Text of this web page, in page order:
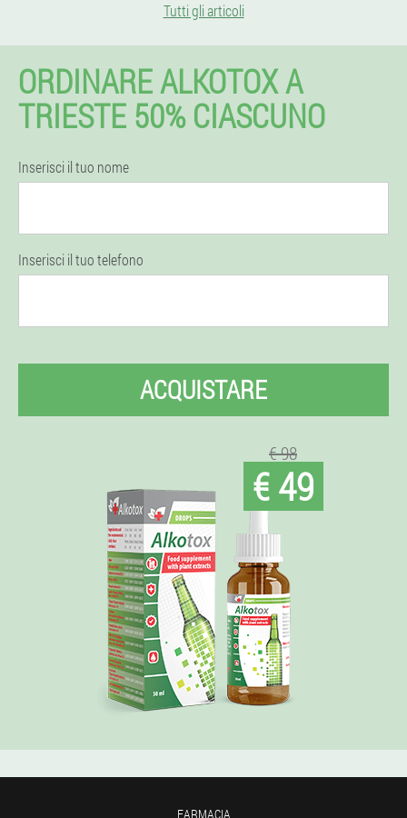
Tutti gli articoli
ORDINARE ALKOTOX A
TRIESTE 50% CIASCUNO
Inserisci il tuo nome
Inserisci il tuo telefono
ACQUISTARE
€ 98
€ 49
FARMACIA